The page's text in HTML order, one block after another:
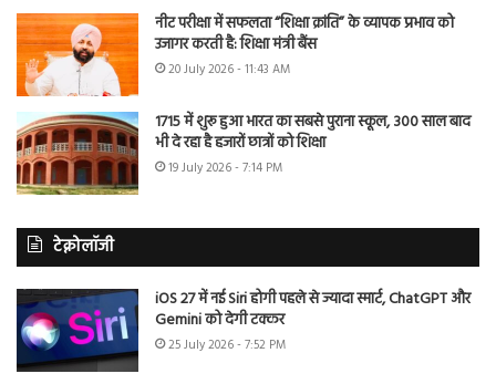
नीट परीक्षा में सफलता “शिक्षा क्रांति” के व्यापक प्रभाव को
उजागर करती है: शिक्षा मंत्री बैंस
20 July 2026 - 11:43 AM
1715 में शुरू हुआ भारत का सबसे पुराना स्कूल, 300 साल बाद
भी दे रहा है हजारों छात्रों को शिक्षा
19 July 2026 - 7:14 PM
टेक्नोलॉजी
iOS 27 में नई Siri होगी पहले से ज्यादा स्मार्ट, ChatGPT और
Gemini को देगी टक्कर
25 July 2026 - 7:52 PM